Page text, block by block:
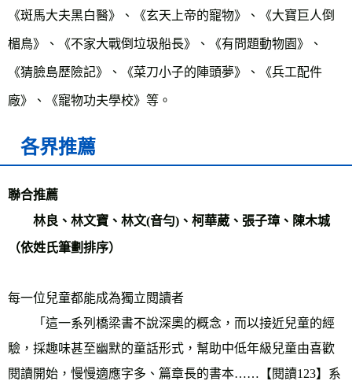
《斑馬大夫黑白醫》、《玄天上帝的寵物》、《大寶巨人倒
楣鳥》、《不家大戰倒垃圾船長》、《有問題動物園》、
《猜臉島歷險記》、《菜刀小子的陣頭夢》、《兵工配件
廠》、《寵物功夫學校》等。
各界推薦
聯合推薦
林良、林文寶、林文(音勻)、柯華葳、張子璋、陳木城
（依姓氏筆劃排序）
每一位兒童都能成為獨立閱讀者
「這一系列橋梁書不說深奧的概念，而以接近兒童的經
驗，採趣味甚至幽默的童話形式，幫助中低年級兒童由喜歡
閱讀開始，慢慢適應字多、篇章長的書本……【閱讀123】系